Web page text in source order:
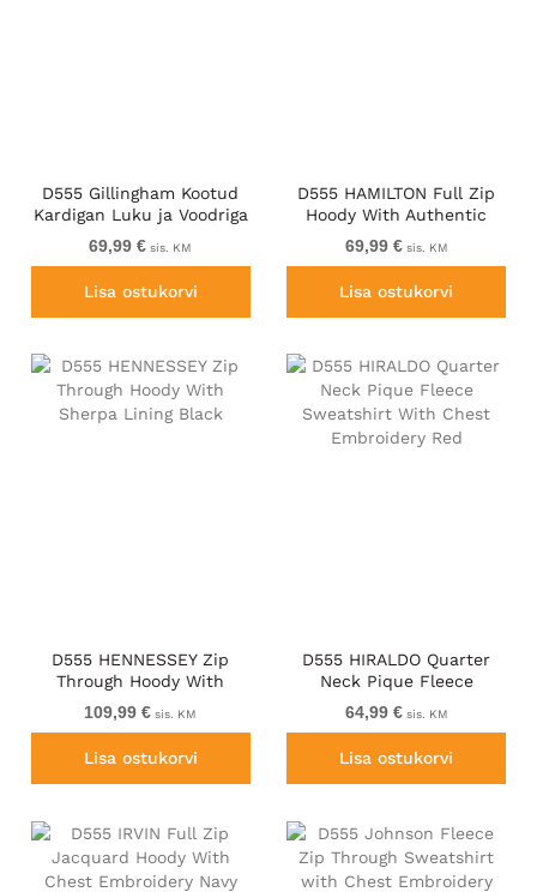
D555 Gillingham Kootud
Kardigan Luku ja Voodriga
Tumesinine
69,99 € sis. KM
Lisa ostukorvi
D555 HAMILTON Full Zip
Hoody With Authentic
1996 Chest Print Denim
69,99 €sis. KM
Lisa ostukorvi
D555 HENNESSEY Zip
Through Hoody With
Sherpa Lining Black
109,99 € sis. KM
Lisa ostukorvi
D555 HIRALDO Quarter
Neck Pique Fleece
Sweatshirt With Chest
Embroidery Red
64,99 €sis. KM
Lisa ostukorvi